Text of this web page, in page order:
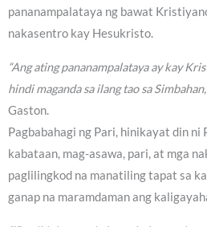
pananampalataya ng bawat
nakasentro kay Hesukristo.
“Ang ating pananampalataya ay kay
hindi maganda sa ilang tao sa
Gaston.
Pagbabahagi ng Pari, hinikayat din ni
kabataan, mag-asawa, pari, at mga
paglilingkod na manatiling tapat sa
ganap na maramdaman ang